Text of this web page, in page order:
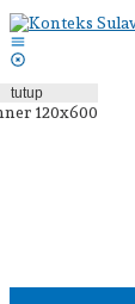
Lewati
ke
konten
tutup